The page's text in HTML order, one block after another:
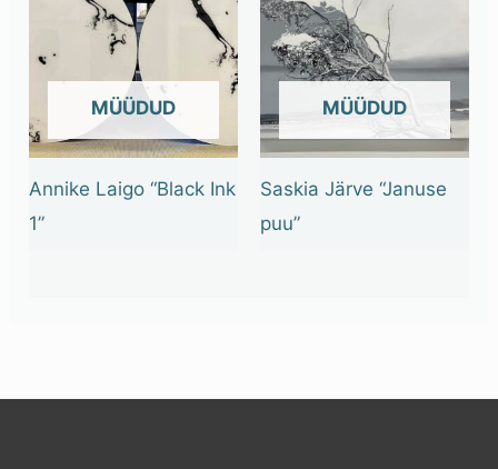
OUT OF STOCK
Annike Laigo “Black Ink
1”
OUT OF STOCK
Saskia Järve “Januse
puu”